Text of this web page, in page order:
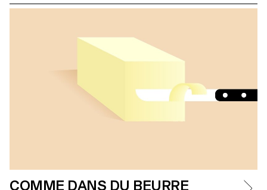
COMME DANS DU BEURRE